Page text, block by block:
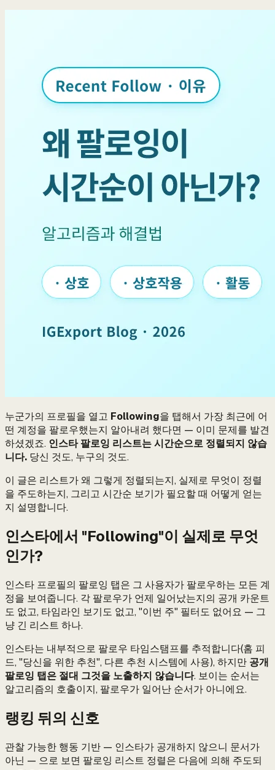
누군가의 프로필을 열고 Following을 탭해서 가장 최근에 어
떤 계정을 팔로우했는지 알아내려 했다면 — 이미 문제를 발견
하셨겠죠. 인스타 팔로잉 리스트는 시간순으로 정렬되지 않습
니다. 당신 것도, 누구의 것도.
이 글은 리스트가 왜 그렇게 정렬되는지, 실제로 무엇이 정렬
을 주도하는지, 그리고 시간순 보기가 필요할 때 어떻게 얻는
지 설명합니다.
인스타에서 "Following"이 실제로 무엇
인가?
인스타 프로필의 팔로잉 탭은 그 사용자가 팔로우하는 모든 계
정을 보여줍니다. 각 팔로우가 언제 일어났는지의 공개 카운트
도 없고, 타임라인 보기도 없고, "이번 주" 필터도 없어요 — 그
냥 긴 리스트 하나.
인스타는 내부적으로 팔로우 타임스탬프를 추적합니다(홈 피
드, "당신을 위한 추천", 다른 추천 시스템에 사용), 하지만 공개
팔로잉 탭은 절대 그것을 노출하지 않습니다. 보이는 순서는
알고리즘의 호출이지, 팔로우가 일어난 순서가 아니에요.
랭킹 뒤의 신호
관찰 가능한 행동 기반 — 인스타가 공개하지 않으니 문서가
아닌 — 으로 보면 팔로잉 리스트 정렬은 다음에 의해 주도되